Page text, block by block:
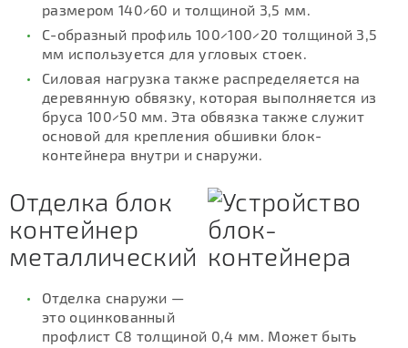
размером 140×60 и толщиной 3,5 мм.
С-образный профиль 100×100×20 толщиной 3,5
мм используется для угловых стоек.
Силовая нагрузка также распределяется на
деревянную обвязку, которая выполняется из
бруса 100×50 мм. Эта обвязка также служит
основой для крепления обшивки блок-
контейнера внутри и снаружи.
Отделка блок
контейнер
металлический
Отделка снаружи —
это оцинкованный
профлист С8 толщиной 0,4 мм. Может быть